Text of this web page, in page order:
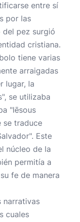
entre sí
por las
del pez surgió
cristiana.
tiene varias
arraigadas
lugar, la
se utilizaba
"Iēsous
se traduce
Este
núcleo de la
permitía a
fe de manera
narrativas
cuales